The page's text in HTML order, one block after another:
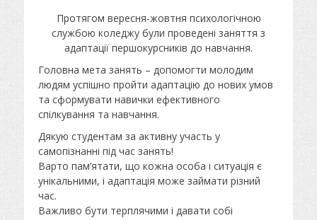
к
в
а
н
т
р
Протягом вересня-жовтня психологічною
службою коледжу були проведені заняття з
адаптації першокурсників до навчання.
Головна мета занять – допомогти молодим
людям успішно пройти адаптацію до нових умов
та сформувати навички ефективного
спілкування та навчання.
Дякую студентам за активну участь у
самопізнанні під час занять!
Варто пам’ятати, що кожна особа і ситуація є
унікальними, і адаптація може займати різний
час.
Важливо бути терплячими і давати собі